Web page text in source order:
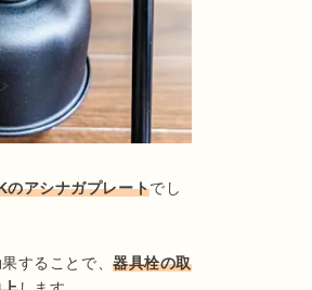
のアシナガプレートでし
することで、器具栓の取